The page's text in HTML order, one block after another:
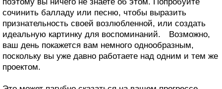
сочинить балладу или песню, чтобы выразить
признательность своей возлюбленной, или создать
идеальную картинку для воспоминаний.⠀ Возможно,
ваш день покажется вам немного однообразным,
поскольку вы уже давно работаете над одним и тем же
проектом.